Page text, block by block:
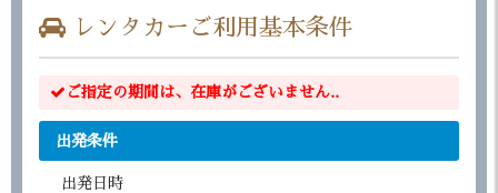
レンタカーご利用基本条件
ご指定の期間は、在庫がございません..
出発条件
出発日時